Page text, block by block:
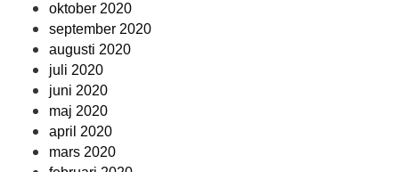
oktober 2020
september 2020
augusti 2020
juli 2020
juni 2020
maj 2020
april 2020
mars 2020